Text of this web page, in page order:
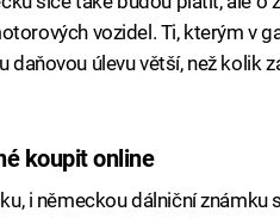
vozidel. Ti, kterým v
úlevu větší, než kolik
koupit online
i německou dálniční